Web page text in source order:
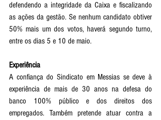
defendendo a integridade da Caixa e fiscalizando
as ações da gestão. Se nenhum candidato obtiver
50% mais um dos votos, haverá segundo turno,
entre os dias 5 e 10 de maio.
Experiência
A confiança do Sindicato em Messias se deve à
experiência de mais de 30 anos na defesa do
banco 100% público e dos direitos dos
empregados. Também pretende atuar contra a